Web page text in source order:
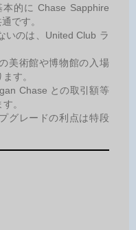
的に Chase Sapphire
です。
いのは、United Club ラ
美術館や博物館の入場
す。
Chase との取引額等
。
グレードの利点は特段